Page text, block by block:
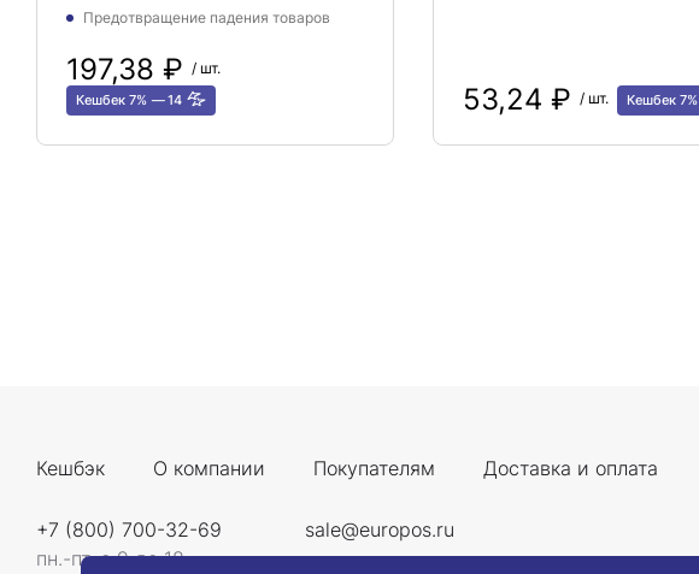
Предотвращение падения товаров
197,38 ₽ / шт.
Кешбек 7% 14 53,24 ₽ / шт. Кешбек 7%
Кешбэк О компании Покупателям Доставка и оплата
+7 (800) 700-32-69
пн.-пт. с 9 до 18
sale@europos.ru